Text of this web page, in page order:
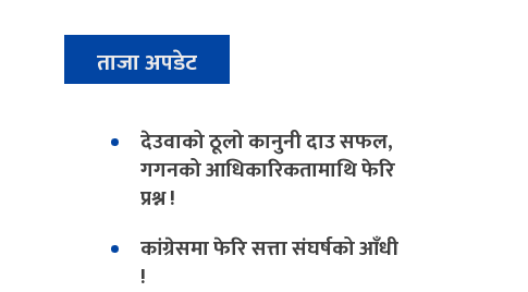
ताजा अपडेट
देउवाको ठूलो कानुनी दाउ सफल,
गगनको आधिकारिकतामाथि फेरि
प्रश्न !
कांग्रेसमा फेरि सत्ता संघर्षको आँधी
!